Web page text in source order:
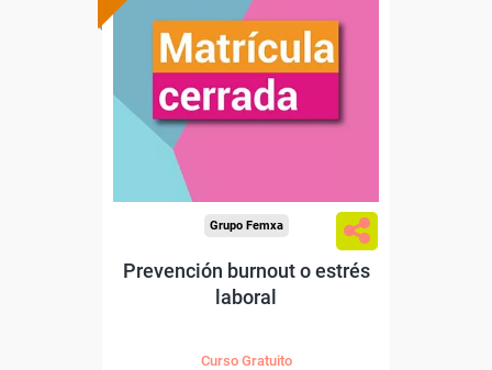
Grupo Femxa
Prevención burnout o estrés
laboral
Curso Gratuito